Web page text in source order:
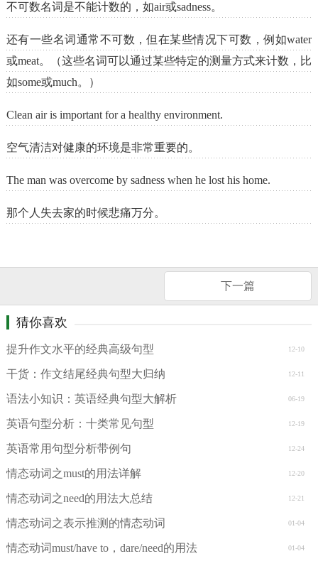
不可数名词是不能计数的，如air或sadness。
还有一些名词通常不可数，但在某些情况下可数，例如water
或meat。（这些名词可以通过某些特定的测量方式来计数，比
如some或much。）
Clean air is important for a healthy environment.
空气清洁对健康的环境是非常重要的。
The man was overcome by sadness when he lost his home.
那个人失去家的时候悲痛万分。
下一篇
猜你喜欢
12-10
提升作文水平的经典高级句型
12-11
干货：作文结尾经典句型大归纳
06-19
语法小知识：英语经典句型大解析
12-19
英语句型分析：十类常见句型
12-24
英语常用句型分析带例句
12-20
情态动词之must的用法详解
12-21
情态动词之need的用法大总结
01-04
情态动词之表示推测的情态动词
01-04
情态动词must/have to，dare/need的用法